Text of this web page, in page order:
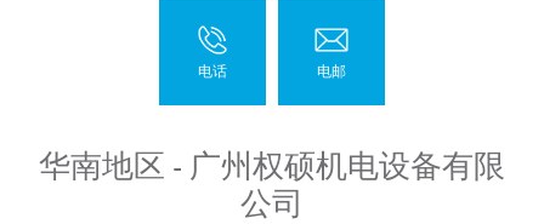
华南地区 - 广州权硕机电设备有限
公司